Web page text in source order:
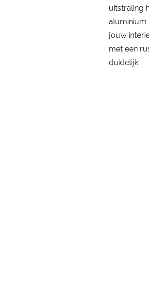
uitstraling
aluminium
jouw
met een
duidelijk.